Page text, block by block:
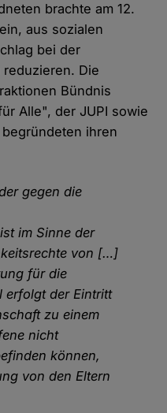
brachte am 12.
aus sozialen
bei der
Die
Bündnis
Alle", der JUPI sowie
ihren
gegen die
im Sinne der
von […]
für die
erfolgt der Eintritt
zu einem
nicht
können,
von den Eltern